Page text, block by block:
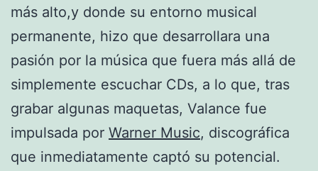
más alto,y donde su entorno musical
permanente, hizo que desarrollara una
pasión por la música que fuera más allá de
simplemente escuchar CDs, a lo que, tras
grabar algunas maquetas, Valance fue
impulsada por Warner Music, discográfica
que inmediatamente captó su potencial.